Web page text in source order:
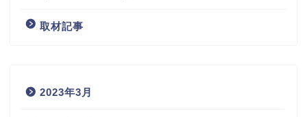
取材記事
2023年3月